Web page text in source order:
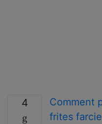
4
Comment
frites